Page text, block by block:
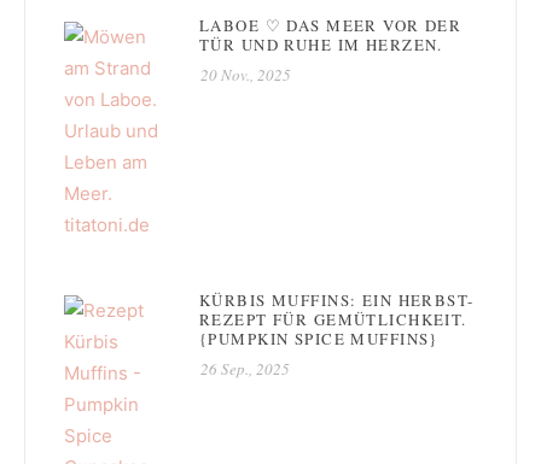
LABOE ♡ DAS MEER VOR DER
TÜR UND RUHE IM HERZEN.
20 Nov., 2025
KÜRBIS MUFFINS: EIN HERBST-
REZEPT FÜR GEMÜTLICHKEIT.
{PUMPKIN SPICE MUFFINS}
26 Sep., 2025